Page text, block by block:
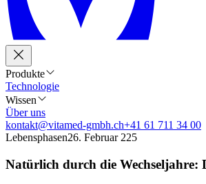
Produkte
Technologie
Wissen
Über uns
kontakt@vitamed-gmbh.ch+41 61 711 34 00
Lebensphasen26. Februar 225
Natürlich durch die Wechseljahre: